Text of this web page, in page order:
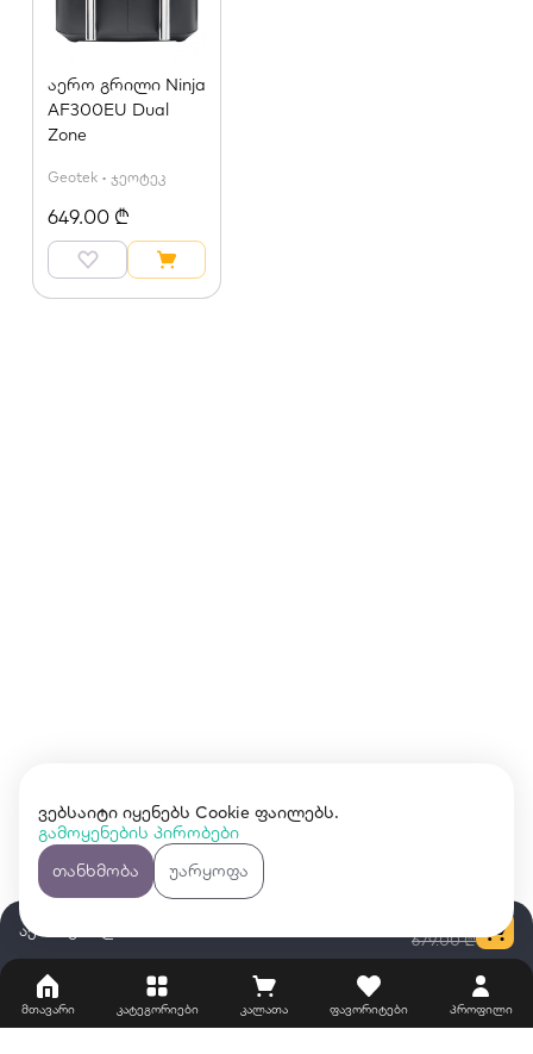
ვებსაიტი იყენებს Cookie ფაილებს.
გამოყენების პირობები
თანხმობა
უარყოფა
აერო გრილი Midea MF-CY110A 679.00 ₾
შეფუთვის ზომა: 463x358x450მმ
გარანტია: 2 წელი
გარანტია:
სიმძლავე:
ტემპერატურა:
მოცულობა:
აერო გრილი Ninja
AF300EU Dual
Zone
Geotek • ჯეოტეკ
649.00 ₾
მთავარი კატეგორიები კალათა ფავორიტები პროფილი
ჩვენს შესახებ